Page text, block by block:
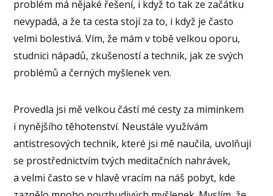
problém má nějaké řešení, i když to tak ze začátku
nevypadá, a že ta cesta stojí za to, i když je často
velmi bolestivá. Vím, že mám v tobě velkou oporu,
studnici nápadů, zkušeností a technik, jak ze svých
problémů a černých myšlenek ven.
Provedla jsi mě velkou částí mé cesty za miminkem
i nynějšího těhotenství. Neustále využívám
antistresových technik, které jsi mě naučila, uvolňuji
se prostřednictvím tvých meditačních nahrávek,
a velmi často se v hlavě vracím na náš pobyt, kde